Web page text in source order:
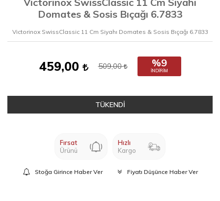
Domates & Sosis Bıçağı 6.7833
Victorinox SwissClassic 11 Cm Siyahı Domates & Sosis Bıçağı 6.7833
459,00 509,00 %9
İNDIRIM
TÜKENDİ
Fırsat
Ürünü
Hızlı
Kargo
Stoğa Girince Haber Ver Fiyatı Düşünce Haber Ver